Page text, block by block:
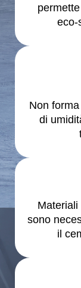
eco-
Non
di
sono
il